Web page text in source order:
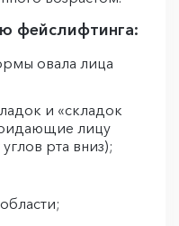
фейслифтинга:
овала лица
и «складок
лицу
рта вниз);